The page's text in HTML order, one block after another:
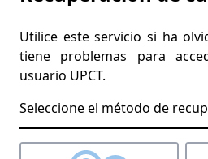
Utilice este servicio si ha
tiene problemas para
usuario UPCT.
Seleccione el método de